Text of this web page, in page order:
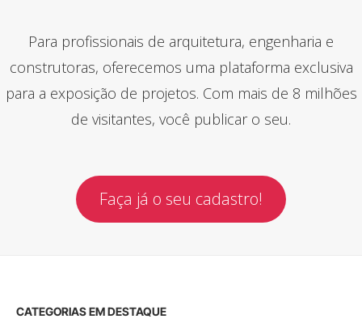
Para profissionais de arquitetura, engenharia e
construtoras, oferecemos uma plataforma exclusiva
para a exposição de projetos. Com mais de 8 milhões
de visitantes, você publicar o seu.
Faça já o seu cadastro!
CATEGORIAS EM DESTAQUE